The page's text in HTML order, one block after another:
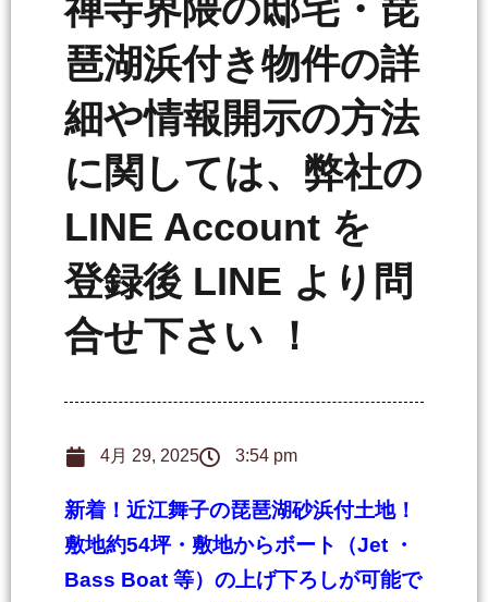
禅寺界隈の邸宅・琵
琶湖浜付き物件の詳
細や情報開示の方法
に関しては、弊社の
LINE Account を
登録後 LINE より問
合せ下さい ！
4月 29, 2025 3:54 pm
新着！近江舞子の琵琶湖砂浜付土地！
敷地約54坪・敷地からボート（Jet ・
Bass Boat 等）の上げ下ろしが可能で